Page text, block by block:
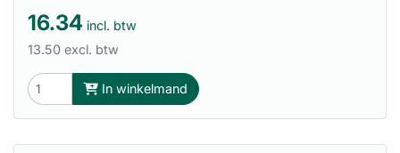
16.34 incl. btw
13.50 excl. btw
In winkelmand